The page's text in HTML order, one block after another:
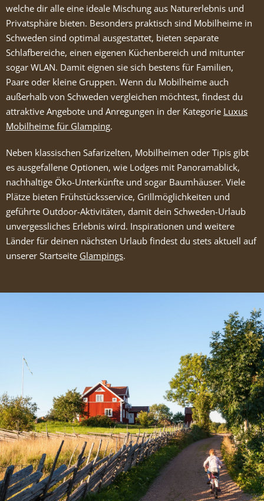
welche dir alle eine ideale Mischung aus Naturerlebnis und
Privatsphäre bieten. Besonders praktisch sind Mobilheime in
Schweden sind optimal ausgestattet, bieten separate
Schlafbereiche, einen eigenen Küchenbereich und mitunter
sogar WLAN. Damit eignen sie sich bestens für Familien,
Paare oder kleine Gruppen. Wenn du Mobilheime auch
außerhalb von Schweden vergleichen möchtest, findest du
attraktive Angebote und Anregungen in der Kategorie Luxus
Mobilheime für Glamping.
Neben klassischen Safarizelten, Mobilheimen oder Tipis gibt
es ausgefallene Optionen, wie Lodges mit Panoramablick,
nachhaltige Öko-Unterkünfte und sogar Baumhäuser. Viele
Plätze bieten Frühstücksservice, Grillmöglichkeiten und
geführte Outdoor-Aktivitäten, damit dein Schweden-Urlaub
unvergessliches Erlebnis wird. Inspirationen und weitere
Länder für deinen nächsten Urlaub findest du stets aktuell auf
unserer Startseite Glampings.